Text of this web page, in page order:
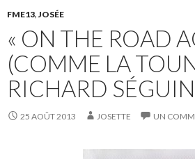
FME13,JOSÉE
« ON THE ROAD
(COMME LA
RICHARD
25 AOÛT 2013 JOSETTE UN